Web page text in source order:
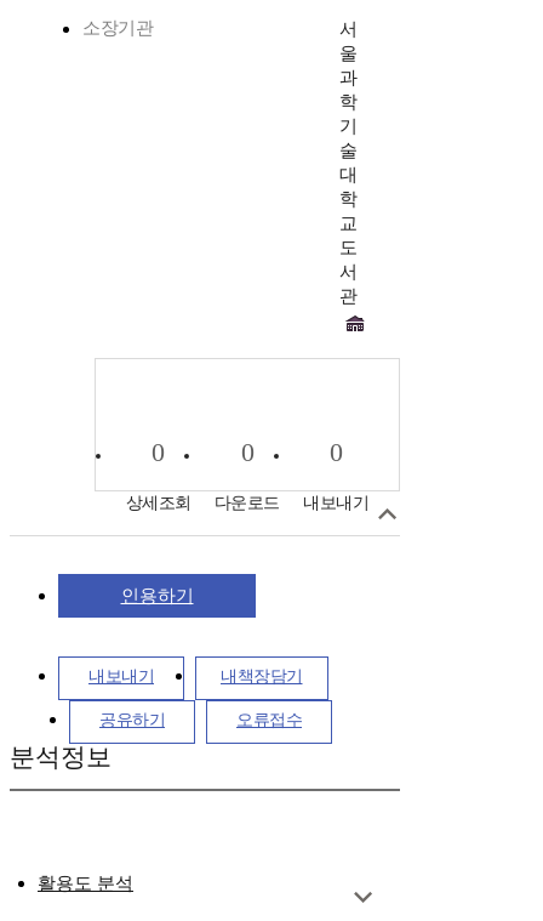
소장기관
서
울
과
학
기
술
대
학
교
도
서
관
0
상세조회
0
다운로드
0
내보내기
인용하기
내보내기 내책장담기
공유하기 오류접수
분석정보
활용도 분석